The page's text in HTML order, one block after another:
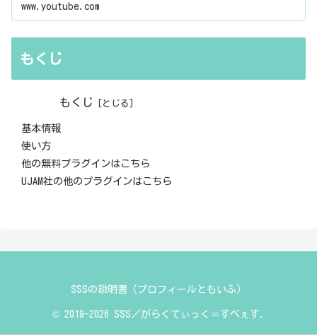
www.youtube.com
もくじ
もくじ
基本情報
使い方
他の無料プラグインはこちら
UJAM社の他のプラグインはこちら
SSSの説明書（プロフィールともいふ）
© 2019-2026 SSS／がらくてぃっく＝すぺぇす.